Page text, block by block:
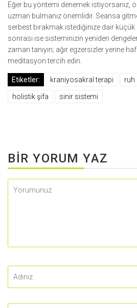
Eğer bu yöntemi denemek istiyorsanız,
uzman bulmanız önemlidir. Seansa
serbest bırakmak istediğinize dair
sonrası ise sisteminizin yeniden
zaman tanıyın; ağır egzersizler yerine
meditasyon tercih edin.
Etiketler: kraniyosakral terapi ruh
holistik şifa sinir sistemi
BIR YORUM YAZ